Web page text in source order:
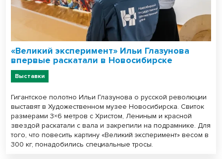
«Великий эксперимент» Ильи Глазунова
впервые раскатали в Новосибирске
Выставки
Гигантское полотно Ильи Глазунова о русской революции
выставят в Художественном музее Новосибирска. Свиток
размерами 3×6 метров с Христом, Лениным и красной
звездой раскатали с вала и закрепили на подрамнике. Для
того, что повесить картину «Великий эксперимент» весом в
300 кг, понадобились специальные тросы.